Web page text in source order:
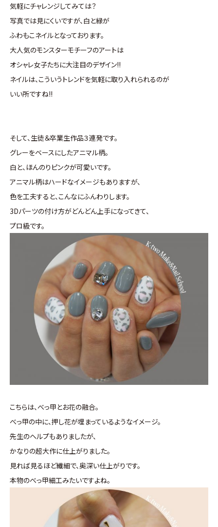
気軽にチャレンジしてみては？
写真では見にくいですが、白と緑が
ふわもこネイルとなっております。
大人気のモンスターモチーフのアートは
オシャレ女子たちに大注目のデザイン!!
ネイルは、こういうトレンドを気軽に取り入れられるのが
いい所ですね!!
そして、生徒＆卒業生作品３連発です。
グレーをベースにしたアニマル柄。
白と、ほんのりピンクが可愛いです。
アニマル柄はハードなイメージもありますが、
色を工夫すると、こんなにふんわりします。
3Dパーツの付け方がどんどん上手になってきて、
プロ級です。
こちらは、べっ甲とお花の融合。
べっ甲の中に、押し花が埋まっているようなイメージ。
先生のヘルプもありましたが、
かなりの超大作に仕上がりました。
見れば見るほど繊細で、奥深い仕上がりです。
本物のべっ甲細工みたいですよね。